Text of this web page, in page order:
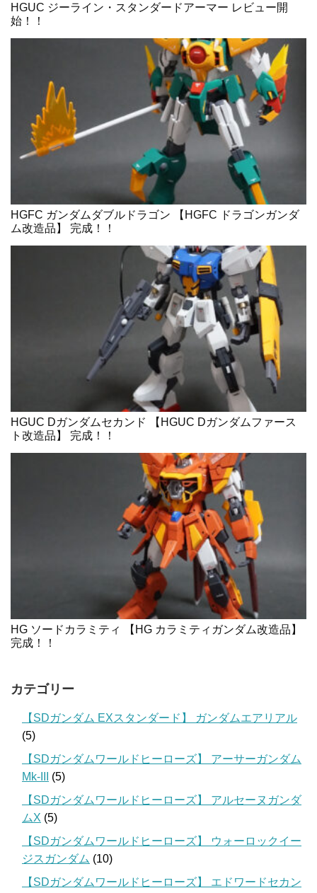
HGUC ジーライン・スタンダードアーマー レビュー開
始！！
HGFC ガンダムダブルドラゴン 【HGFC ドラゴンガンダ
ム改造品】 完成！！
HGUC Dガンダムセカンド 【HGUC Dガンダムファース
ト改造品】 完成！！
HG ソードカラミティ 【HG カラミティガンダム改造品】
完成！！
カテゴリー
【SDガンダム EXスタンダード】 ガンダムエアリアル
(5)
【SDガンダムワールドヒーローズ】 アーサーガンダム
Mk-III
(5)
【SDガンダムワールドヒーローズ】 アルセーヌガンダ
ムX (5)
【SDガンダムワールドヒーローズ】 ウォーロックイー
ジスガンダム (10)
【SDガンダムワールドヒーローズ】 エドワードセカン